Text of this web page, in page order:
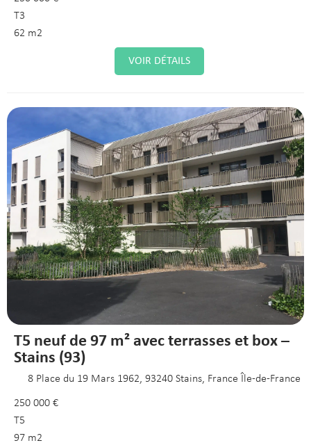
T3
62 m2
VOIR DÉTAILS
T5 neuf de 97 m² avec terrasses et box –
Stains (93)
8 Place du 19 Mars 1962, 93240 Stains, France Île-de-France
250 000 €
T5
97 m2